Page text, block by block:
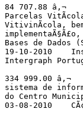
84 707.88 â‚¬
Parcelas
VitivinÃ­cola,
Bases de
19-10-2010
Intergraph
334 999.00 â‚¬
sistema de
do Centro
03-08-2010